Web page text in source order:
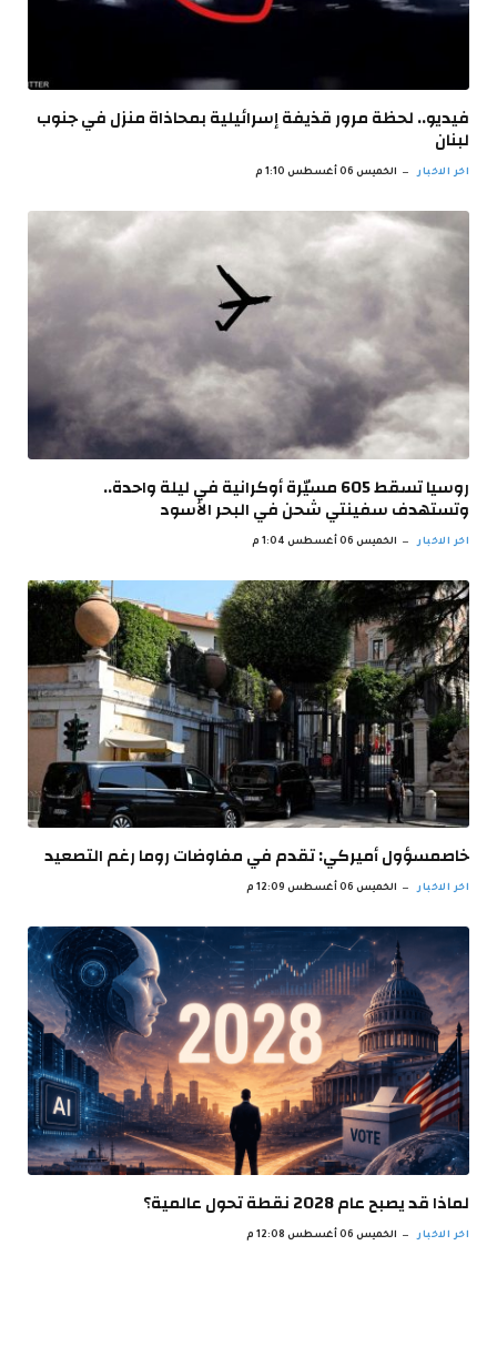
فيديو.. لحظة مرور قذيفة إسرائيلية بمحاذاة منزل في جنوب
لبنان
اخر الاخبار الخميس 06 أغسطس 1:10 م
روسيا تسقط 605 مسيّرة أوكرانية في ليلة واحدة..
وتستهدف سفينتي شحن في البحر الأسود
اخر الاخبار الخميس 06 أغسطس 1:04 م
خاصمسؤول أميركي: تقدم في مفاوضات روما رغم التصعيد
اخر الاخبار الخميس 06 أغسطس 12:09 م
لماذا قد يصبح عام 2028 نقطة تحول عالمية؟
اخر الاخبار الخميس 06 أغسطس 12:08 م